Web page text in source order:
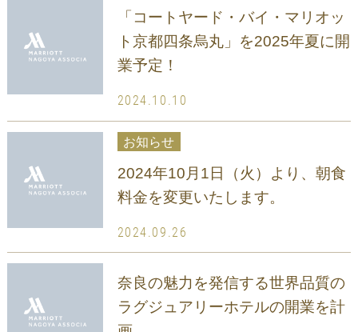
「コートヤード・バイ・マリオッ
ト京都四条烏丸」を2025年夏に開
業予定！
2024.10.10
お知らせ
2024年10月1日（火）より、朝食
料金を変更いたします。
2024.09.26
奈良の魅力を発信する世界品質の
ラグジュアリーホテルの開業を計